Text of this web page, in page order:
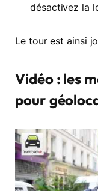
désactivez la
Le tour est ainsi
Vidéo : les
pour